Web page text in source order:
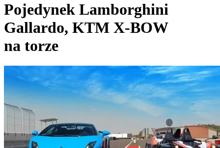
Pojedynek Lamborghini
Gallardo, KTM X-BOW
na torze